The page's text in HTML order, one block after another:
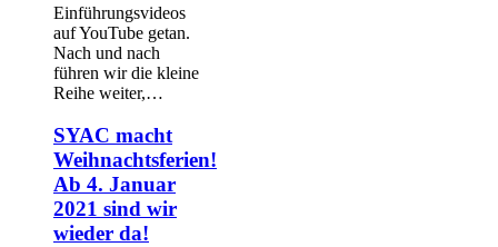
Einführungsvideos
auf YouTube getan.
Nach und nach
führen wir die kleine
Reihe weiter,…
SYAC macht
Weihnachtsferien!
Ab 4. Januar
2021 sind wir
wieder da!